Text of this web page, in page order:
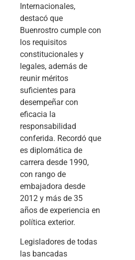
Internacionales,
destacó que
Buenrostro cumple con
los requisitos
constitucionales y
legales, además de
reunir méritos
suficientes para
desempeñar con
eficacia la
responsabilidad
conferida. Recordó que
es diplomática de
carrera desde 1990,
con rango de
embajadora desde
2012 y más de 35
años de experiencia en
política exterior.
Legisladores de todas
las bancadas